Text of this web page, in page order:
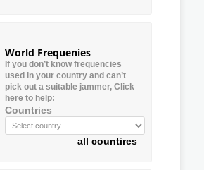
World Frequenies
If you don’t know frequencies
used in your country and can’t
pick out a suitable jammer, Click
here to help:
Countries
all countires